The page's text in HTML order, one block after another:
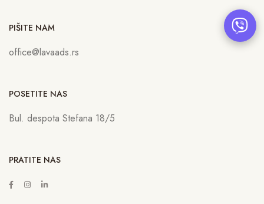
PIŠITE NAM
office@lavaads.rs
POSETITE NAS
Bul. despota Stefana 18/5
PRATITE NAS